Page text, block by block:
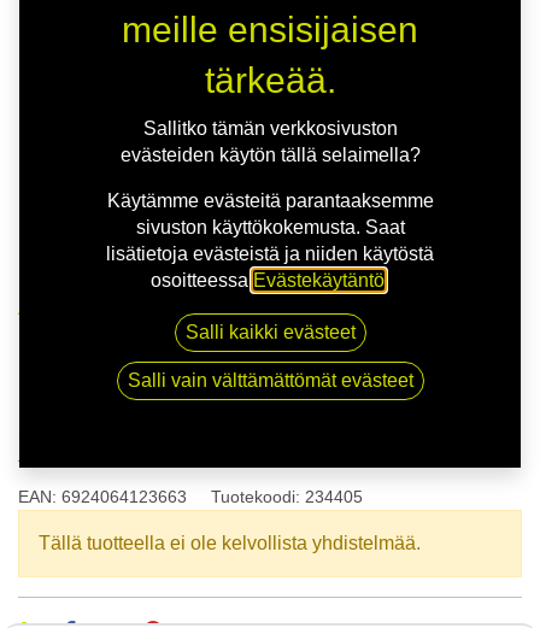
175/60R15 81H APLUS A609 XL
175/60R15 81H APLUS A609
EAN: 6924064123663 Tuotekoodi: 234405
Tällä tuotteella ei ole kelvollista yhdistelmää.
meille ensisijaisen
tärkeää.
Sallitko tämän verkkosivuston
evästeiden käytön tällä selaimella?
Käytämme evästeitä parantaaksemme
sivuston käyttökokemusta. Saat
lisätietoja evästeistä ja niiden käytöstä
osoitteessa Evästekäytäntö
Salli kaikki evästeet
Salli vain välttämättömät evästeet